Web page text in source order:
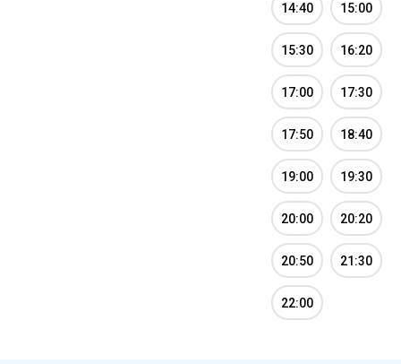
14:40 15:00
15:30 16:20
17:00 17:30
17:50 18:40
19:00 19:30
20:00 20:20
20:50 21:30
22:00